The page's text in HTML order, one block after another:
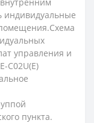
индивидуальные
управления и
C02U(E)
пункта.